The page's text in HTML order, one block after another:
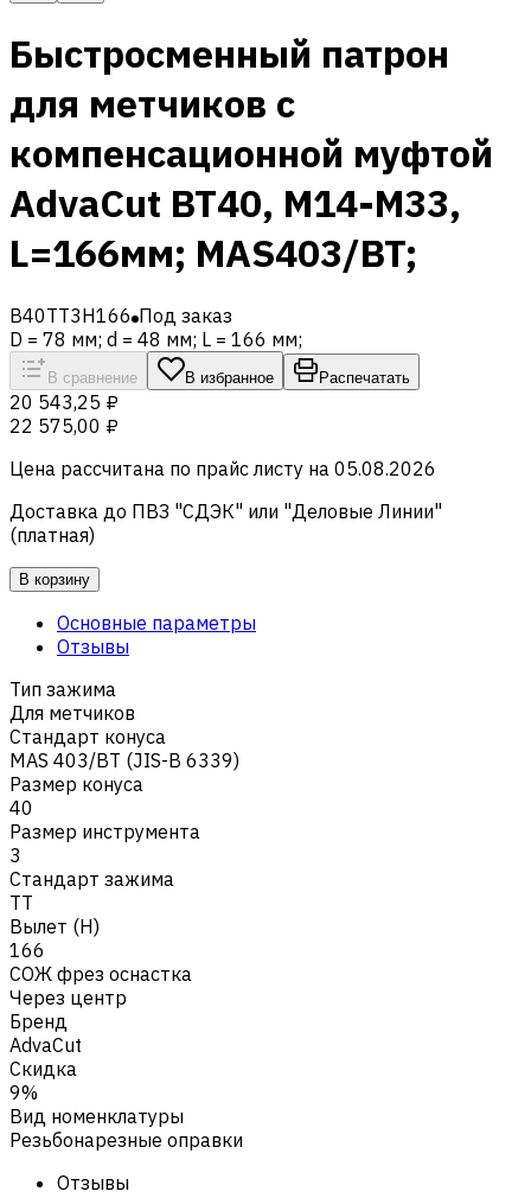
Быстросменный патрон
для метчиков с
компенсационной муфтой
AdvaCut BT40, M14-M33,
L=166мм; MAS403/BT;
B40TT3H166 Под заказ
D = 78 мм; d = 48 мм; L = 166 мм;
В сравнение В избранное Распечатать
20 543,25 ₽
22 575,00 ₽
Цена рассчитана по прайс листу на 05.08.2026
Доставка до ПВЗ "СДЭК" или "Деловые Линии"
(платная)
В корзину
Основные параметры
Отзывы
Тип зажима
Для метчиков
Стандарт конуса
MAS 403/BT (JIS-B 6339)
Размер конуса
40
Размер инструмента
3
Стандарт зажима
TT
Вылет (H)
166
СОЖ фрез оснастка
Через центр
Бренд
AdvaCut
Скидка
9%
Вид номенклатуры
Резьбонарезные оправки
Отзывы